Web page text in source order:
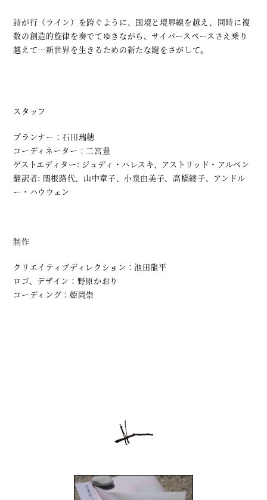
詩が行（ライン）を跨ぐように、国境と境界線を越え、同時に複
数の創造的旋律を奏でてゆきながら、サイバースペースさえ乗り
越えて…新世界を生きるための新たな鍵をさがして。
スタッフ
プランナー：石田瑞穂
コーディネーター：二宮豊
ゲストエディター: ジュディ・ハレスキ、アストリッド・アルベン
翻訳者: 関根路代、山中章子、小泉由美子、高橋綾子、アンドル
ー・ハウウェン
制作
クリエイティブディレクション：池田龍平
ロゴ、デザイン：野原かおり
コーディング：姫岡崇